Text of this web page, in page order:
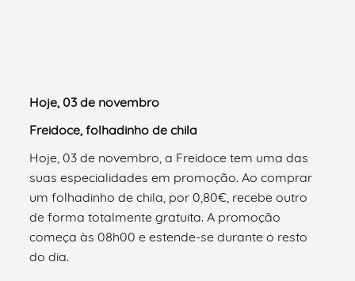
Hoje, 03 de novembro
Freidoce, folhadinho de chila
Hoje, 03 de novembro, a Freidoce tem uma das
suas especialidades em promoção. Ao comprar
um folhadinho de chila, por 0,80€, recebe outro
de forma totalmente gratuita. A promoção
começa às 08h00 e estende-se durante o resto
do dia.